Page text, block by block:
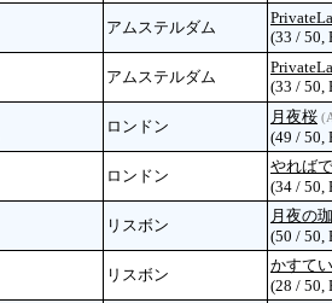
アムステルダム
(33 / 50,
アムステルダム
(33 / 50,
ロンドン
月夜桜
(49 / 50,
ロンドン
やれば
(34 / 50,
リスボン
月夜の
(50 / 50,
リスボン
かすて
(28 / 50,